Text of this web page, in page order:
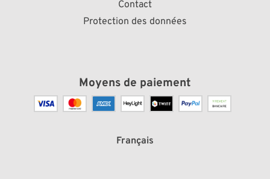
Contact
Protection des données
Moyens de paiement
Français